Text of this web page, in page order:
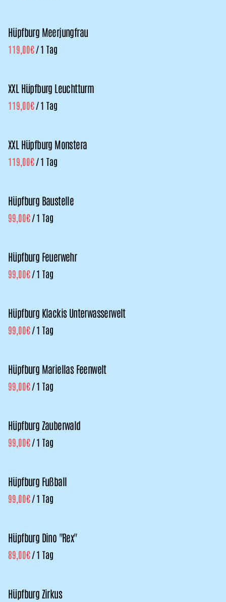
Zelte, Tische & Co.
Kombipakete
Hüpfburg Meerjungfrau
/
XXL Hüpfburg Leuchtturm
/
XXL Hüpfburg Monstera
/
Hüpfburg Baustelle
/
Hüpfburg Feuerwehr
/
Hüpfburg Klackis Unterwasserwelt
/
Hüpfburg Mariellas Feenwelt
/
Hüpfburg Zauberwald
/
Hüpfburg Fußball
/
Hüpfburg Dino "Rex"
/
Hüpfburg Zirkus